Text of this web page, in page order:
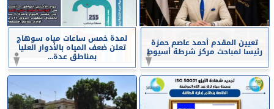
تعيين المقدم أحمد عاصم حمزة
رئيسا لمباحث مركز شرطة أسيوط
لمدة خمس ساعات مياه سوهاج
تعلن ضعف المياه بالأدوار العليا
بمناطق عدة...